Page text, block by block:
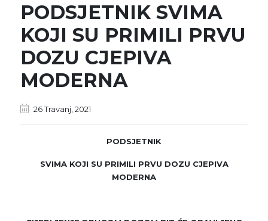
PODSJETNIK SVIMA
KOJI SU PRIMILI PRVU
DOZU CJEPIVA
MODERNA
26 Travanj, 2021
PODSJETNIK
SVIMA KOJI SU PRIMILI PRVU DOZU CJEPIVA
MODERNA